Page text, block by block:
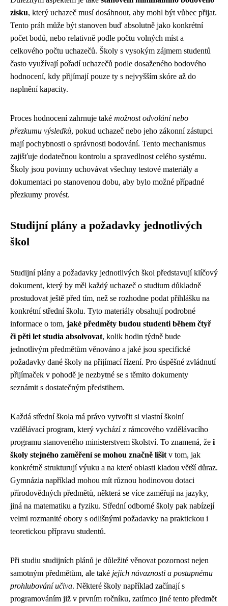
zisku, který uchazeč musí dosáhnout, aby mohl být vůbec přijat.
Tento práh může být stanoven buď absolutně jako konkrétní
počet bodů, nebo relativně podle počtu volných míst a
celkového počtu uchazečů. Školy s vysokým zájmem studentů
často využívají pořadí uchazečů podle dosaženého bodového
hodnocení, kdy přijímají pouze ty s nejvyšším skóre až do
naplnění kapacity.
Proces hodnocení zahrnuje také možnost odvolání nebo
přezkumu výsledků, pokud uchazeč nebo jeho zákonní zástupci
mají pochybnosti o správnosti bodování. Tento mechanismus
zajišťuje dodatečnou kontrolu a spravedlnost celého systému.
Školy jsou povinny uchovávat všechny testové materiály a
dokumentaci po stanovenou dobu, aby bylo možné případné
přezkumy provést.
Studijní plány a požadavky jednotlivých
škol
Studijní plány a požadavky jednotlivých škol představují klíčový
dokument, který by měl každý uchazeč o studium důkladně
prostudovat ještě před tím, než se rozhodne podat přihlášku na
konkrétní střední školu. Tyto materiály obsahují podrobné
informace o tom, jaké předměty budou studenti během čtyř
či pěti let studia absolvovat, kolik hodin týdně bude
jednotlivým předmětům věnováno a jaké jsou specifické
požadavky dané školy na přijímací řízení. Pro úspěšné zvládnutí
přijímaček v pohodě je nezbytné se s těmito dokumenty
seznámit s dostatečným předstihem.
Každá střední škola má právo vytvořit si vlastní školní
vzdělávací program, který vychází z rámcového vzdělávacího
programu stanoveného ministerstvem školství. To znamená, že i
školy stejného zaměření se mohou značně lišit v tom, jak
konkrétně strukturují výuku a na které oblasti kladou větší důraz.
Gymnázia například mohou mít různou hodinovou dotaci
přírodovědných předmětů, některá se více zaměřují na jazyky,
jiná na matematiku a fyziku. Střední odborné školy pak nabízejí
velmi rozmanité obory s odlišnými požadavky na praktickou i
teoretickou přípravu studentů.
Při studiu studijních plánů je důležité věnovat pozornost nejen
samotným předmětům, ale také jejich návaznosti a postupnému
prohlubování učiva. Některé školy například začínají s
programováním již v prvním ročníku, zatímco jiné tento předmět